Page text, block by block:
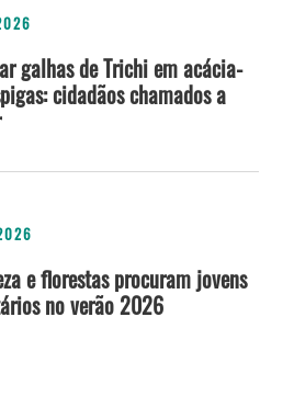
galhas de Trichi em acácia-
cidadãos chamados a
e florestas procuram jovens
no verão 2026